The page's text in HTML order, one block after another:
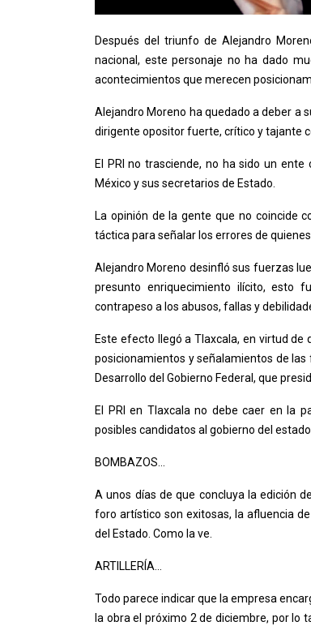
Después del triunfo de Alejandro
nacional, este personaje no ha dado
acontecimientos que merecen
Alejandro Moreno ha quedado a deber a
dirigente opositor fuerte, crítico y tajante
El PRI no trasciende, no ha sido un
México y sus secretarios de Estado.
La opinión de la gente que no coincide
táctica para señalar los errores de
Alejandro Moreno desinfló sus fuerzas
presunto enriquecimiento ilícito, esto
contrapeso a los abusos, fallas y
Este efecto llegó a Tlaxcala, en virtud de
posicionamientos y señalamientos de
Desarrollo del Gobierno Federal, que
El PRI en Tlaxcala no debe caer en la
posibles candidatos al gobierno del estado.
BOMBAZOS…
A unos días de que concluya la edición
foro artístico son exitosas, la afluencia
del Estado. Como la ve.
ARTILLERÍA…
Todo parece indicar que la empresa
la obra el próximo 2 de diciembre, por lo